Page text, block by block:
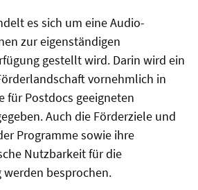
es sich um eine Audio-
zur eigenständigen
gestellt wird. Darin wird ein
vornehmlich in
für Postdocs geeigneten
Auch die Förderziele und
Programme sowie ihre
Nutzbarkeit für die
besprochen.